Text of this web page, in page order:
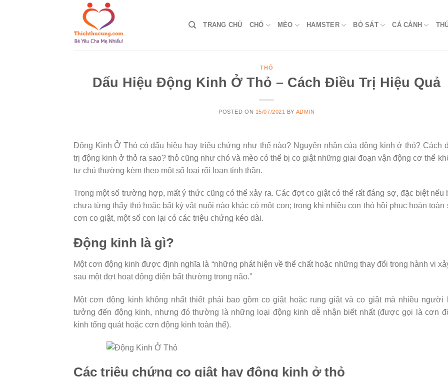
TRANG CHỦ CHÓ MÈO HAMSTER BÒ SÁT CÁ CẢNH
THỎ
Dấu Hiệu Động Kinh Ở Thỏ – Cách Điều Trị Hiệu Quả
POSTED ON 15/07/2021 BY ADMIN
Động Kinh Ở Thỏ có dấu hiệu hay triệu chứng như thế nào? Nguyên nhân của động kinh ở thỏ? Cách
trị động kinh ở thỏ ra sao? thỏ cũng như chó và mèo có thể bị co giật những giai đoạn vận động cơ thể
tự chủ thường kèm theo một số loại rối loạn tinh thần.
Trong một số trường hợp, mất ý thức cũng có thể xảy ra. Các đợt co giật có thể rất đáng sợ, đặc biệt nếu
chưa từng thấy thỏ hoặc bất kỳ vật nuôi nào khác có một con; trong khi nhiều con thỏ hồi phục hoàn toàn
cơn co giật, một số con lại có các triệu chứng kéo dài.
Động kinh là gì?
Một cơn động kinh được định nghĩa là “những phát hiện về thể chất hoặc những thay đổi trong hành vi
sau một đợt hoạt động điện bất thường trong não.”
Một cơn động kinh không nhất thiết phải bao gồm co giật hoặc rung giật và co giật mà nhiều người
tưởng đến động kinh, nhưng đó thường là những loại động kinh dễ nhận biết nhất (được gọi là cơn
kinh tổng quát hoặc cơn động kinh toàn thể).
Các triệu chứng co giật hay động kinh ở thỏ